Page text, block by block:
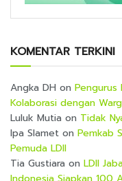
KOMENTAR TERKINI
Angka DH on Pengurus
Kolaborasi dengan
Luluk Mutia on Tidak
Ipa Slamet on Pemkab
Pemuda LDII
Tia Gustiara on LDII